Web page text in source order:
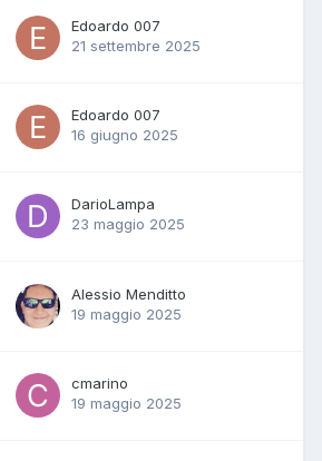
Edoardo 007
21 settembre 2025
Edoardo 007
16 giugno 2025
DarioLampa
23 maggio 2025
Alessio Menditto
19 maggio 2025
cmarino
19 maggio 2025